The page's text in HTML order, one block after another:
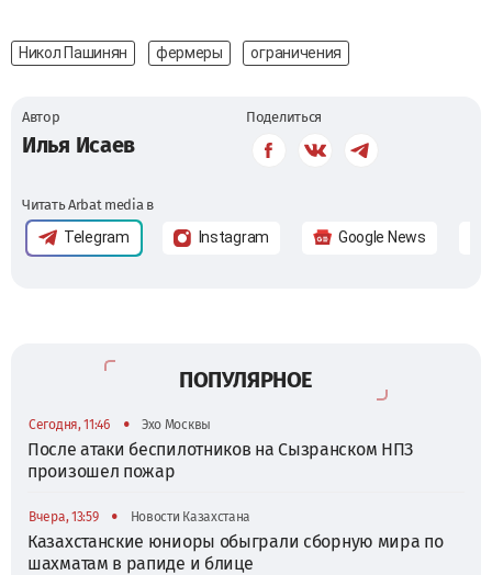
Никол Пашинян фермеры ограничения
Автор
Илья Исаев
Поделиться
Читать Arbat media в
Telegram Instagram Google News
ПОПУЛЯРНОЕ
Сегодня, 11:46 • Эхо Москвы
После атаки беспилотников на Сызранском НПЗ
произошел пожар
Вчера, 13:59 • Новости Казахстана
Казахстанские юниоры обыграли сборную мира по
шахматам в рапиде и блице